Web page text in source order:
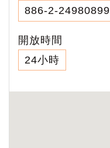
886-2-24980899
開放時間
24小時